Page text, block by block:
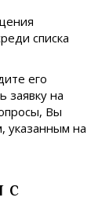
списка
его
заявку на
Вы
указанным на
с